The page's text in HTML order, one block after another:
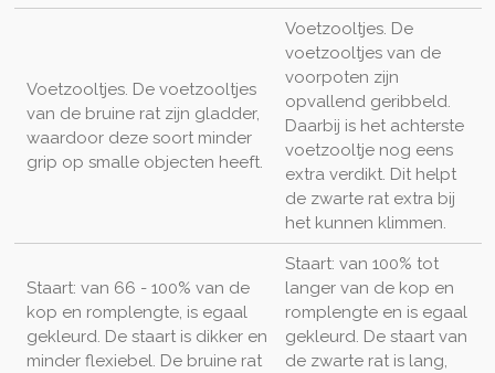
Voetzooltjes. De voetzooltjes
van de bruine rat zijn gladder,
waardoor deze soort minder
grip op smalle objecten heeft.
Voetzooltjes. De
voetzooltjes van de
voorpoten zijn
opvallend geribbeld.
Daarbij is het achterste
voetzooltje nog eens
extra verdikt. Dit helpt
de zwarte rat extra bij
het kunnen klimmen.
Staart: van 66 - 100% van de
kop en romplengte, is egaal
gekleurd. De staart is dikker en
minder flexiebel. De bruine rat
Staart: van 100% tot
langer van de kop en
romplengte en is egaal
gekleurd. De staart van
de zwarte rat is lang,